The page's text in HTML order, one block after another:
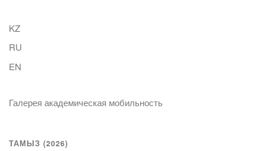
KZ
RU
EN
Галерея академическая мобильность
ТАМЫЗ (2026)